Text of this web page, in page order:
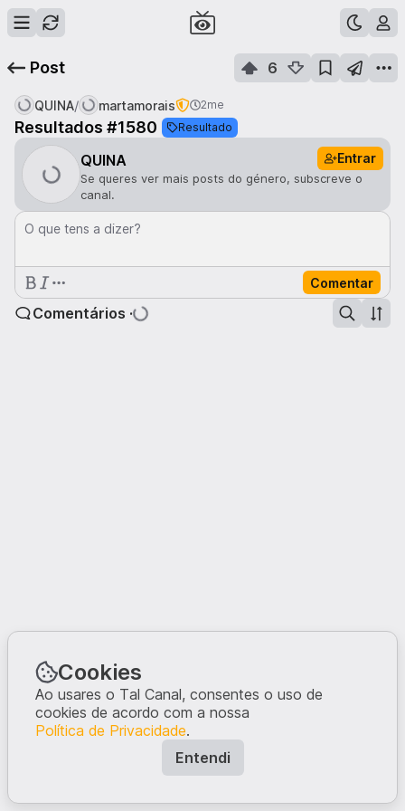
Post 6
QUINA/ martamorais 2me
Resultados #1580 Resultado
QUINA Entrar
Se queres ver mais posts do género, subscreve o
canal.
O que tens a dizer?
Comentar
Comentários ·
Cookies
Ao usares o Tal Canal, consentes o uso de
cookies de acordo com a nossa
Política de Privacidade.
Entendi